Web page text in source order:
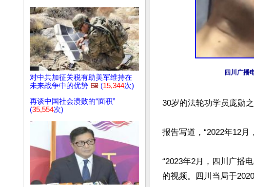
对中共加征关税有助美军维持在
未来战争中的优势 🖼️ (15,344次)
再谈中国社会溃败的“面积”
(35,554次)
四川广播
30岁的法轮功学员庞勋
报告写道，“2022年12
“2023年2月，四川广播
的视频。四川当局于